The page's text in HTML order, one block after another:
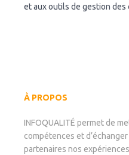
et aux outils de gestion des
À PROPOS
INFOQUALITÉ permet de
compétences et
partenaires nos